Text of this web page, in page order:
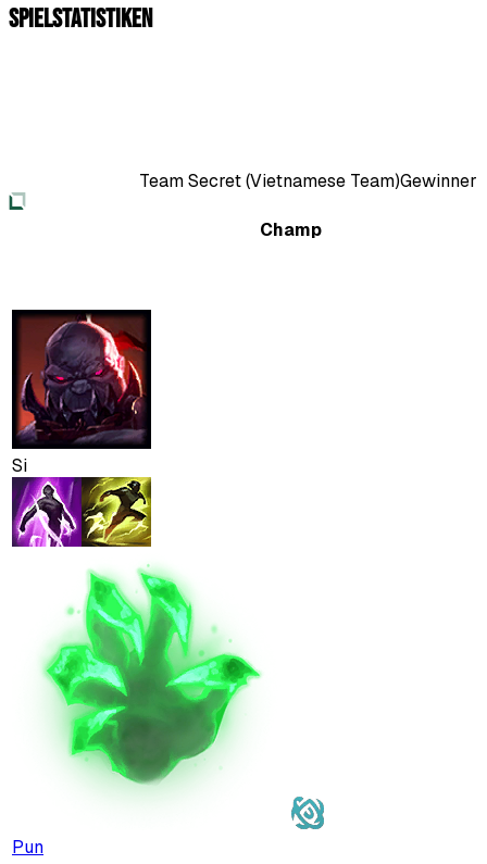
Spielstatistiken
Team Secret (Vietnamese Team)Gewinner
Champ
Si
Pun